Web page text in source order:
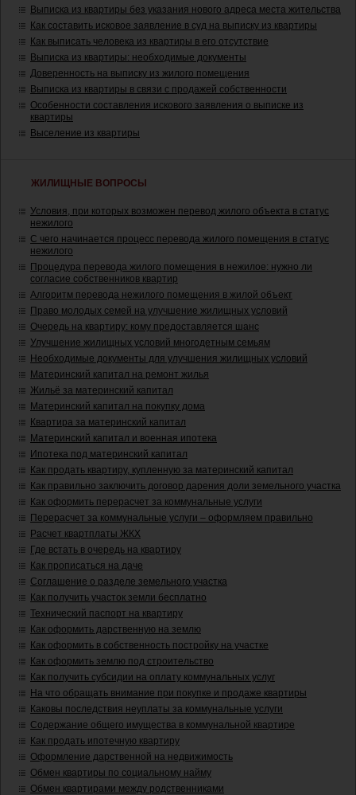
Выписка из квартиры без указания нового адреса места жительства
Как составить исковое заявление в суд на выписку из квартиры
Как выписать человека из квартиры в его отсутствие
Выписка из квартиры: необходимые документы
Доверенность на выписку из жилого помещения
Выписка из квартиры в связи с продажей собственности
Особенности составления искового заявления о выписке из
квартиры
Выселение из квартиры
ЖИЛИЩНЫЕ ВОПРОСЫ
Условия, при которых возможен перевод жилого объекта в статус
нежилого
С чего начинается процесс перевода жилого помещения в статус
нежилого
Процедура перевода жилого помещения в нежилое: нужно ли
согласие собственников квартир
Алгоритм перевода нежилого помещения в жилой объект
Право молодых семей на улучшение жилищных условий
Очередь на квартиру: кому предоставляется шанс
Улучшение жилищных условий многодетным семьям
Необходимые документы для улучшения жилищных условий
Материнский капитал на ремонт жилья
Жильё за материнский капитал
Материнский капитал на покупку дома
Квартира за материнский капитал
Материнский капитал и военная ипотека
Ипотека под материнский капитал
Как продать квартиру, купленную за материнский капитал
Как правильно заключить договор дарения доли земельного участка
Как оформить перерасчет за коммунальные услуги
Перерасчет за коммунальные услуги – оформляем правильно
Расчет квартплаты ЖКХ
Где встать в очередь на квартиру
Как прописаться на даче
Соглашение о разделе земельного участка
Как получить участок земли бесплатно
Технический паспорт на квартиру
Как оформить дарственную на землю
Как оформить в собственность постройку на участке
Как оформить землю под строительство
Как получить субсидии на оплату коммунальных услуг
На что обращать внимание при покупке и продаже квартиры
Каковы последствия неуплаты за коммунальные услуги
Содержание общего имущества в коммунальной квартире
Как продать ипотечную квартиру
Оформление дарственной на недвижимость
Обмен квартиры по социальному найму
Обмен квартирами между родственниками